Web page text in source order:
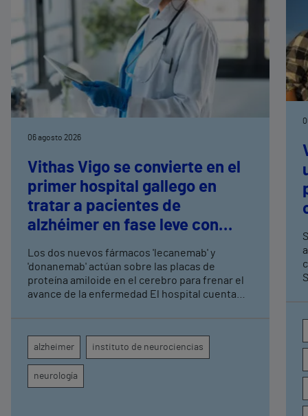
06 agosto 2026
Vithas Vigo se convierte en el
primer hospital gallego en
tratar a pacientes de
alzhéimer en fase leve con
terapias antiamiloide
Los dos nuevos fármacos 'lecanemab' y
'donanemab' actúan sobre las placas de
proteína amiloide en el cerebro para frenar el
avance de la enfermedad El hospital cuenta
seguimiento clínico de cada paciente
alzheimer instituto de neurociencias
neurología